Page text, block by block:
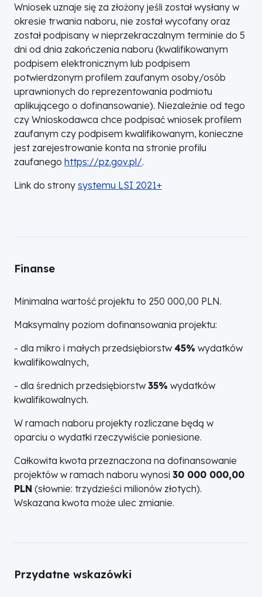
Wniosek uznaje się za złożony jeśli został wysłany w
okresie trwania naboru, nie został wycofany oraz
został podpisany w nieprzekraczalnym terminie do 5
dni od dnia zakończenia naboru (kwalifikowanym
podpisem elektronicznym lub podpisem
potwierdzonym profilem zaufanym osoby/osób
uprawnionych do reprezentowania podmiotu
aplikującego o dofinansowanie). Niezależnie od tego
czy Wnioskodawca chce podpisać wniosek profilem
zaufanym czy podpisem kwalifikowanym, konieczne
jest zarejestrowanie konta na stronie profilu
zaufanego https://pz.gov.pl/.
Link do strony systemu LSI 2021+
Finanse
Minimalna wartość projektu to 250 000,00 PLN.
Maksymalny poziom dofinansowania projektu:
- dla mikro i małych przedsiębiorstw 45% wydatków
kwalifikowalnych,
- dla średnich przedsiębiorstw 35% wydatków
kwalifikowalnych.
W ramach naboru projekty rozliczane będą w
oparciu o wydatki rzeczywiście poniesione.
Całkowita kwota przeznaczona na dofinansowanie
projektów w ramach naboru wynosi 30 000 000,00
PLN (słownie: trzydzieści milionów złotych).
Wskazana kwota może ulec zmianie.
Przydatne wskazówki